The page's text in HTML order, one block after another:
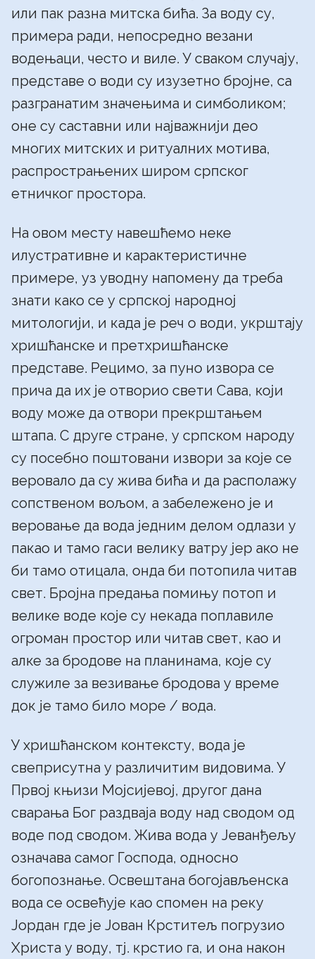
или пак разна митска бића. За воду су,
примера ради, непосредно везани
водењаци, често и виле. У сваком случају,
представе о води су изузетно бројне, са
разгранатим значењима и симболиком;
оне су саставни или најважнији део
многих митских и ритуалних мотива,
распрострањених широм српског
етничког простора.
На овом месту навешћемо неке
илустративне и карактеристичне
примере, уз уводну напомену да треба
знати како се у српској народној
митологији, и када је реч о води, укрштају
хришћанске и претхришћанске
представе. Рецимо, за пуно извора се
прича да их је отворио свети Сава, који
воду може да отвори прекрштањем
штапа. С друге стране, у српском народу
су посебно поштовани извори за које се
веровало да су жива бића и да располажу
сопственом вољом, а забележено је и
веровање да вода једним делом одлази у
пакао и тамо гаси велику ватру јер ако не
би тамо отицала, онда би потопила читав
свет. Бројна предања помињу потоп и
велике воде које су некада поплавиле
огроман простор или читав свет, као и
алке за бродове на планинама, које су
служиле за везивање бродова у време
док је тамо било море / вода.
У хришћанском контексту, вода је
свеприсутна у различитим видовима. У
Првој књизи Мојсијевој, другог дана
сварања Бог раздваја воду над сводом од
воде под сводом. Жива вода у Јеванђељу
означава самог Господа, односно
богопознање. Освештана богојављенска
вода се освећује као спомен на реку
Јордан где је Јован Крститељ погрузио
Христа у воду, тј. крстио га, и она након